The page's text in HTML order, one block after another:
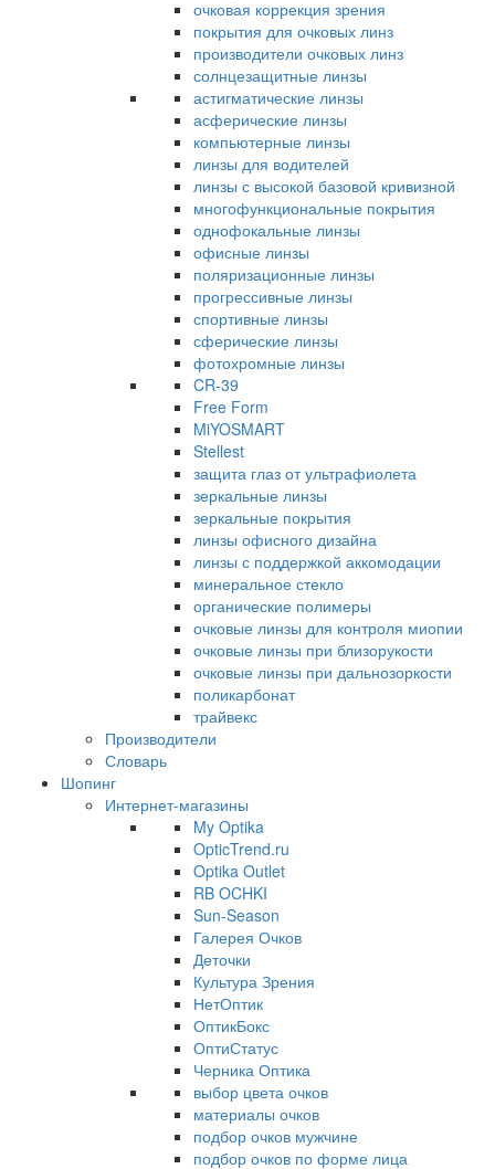
очковая коррекция зрения
покрытия для очковых линз
производители очковых линз
солнцезащитные линзы
астигматические линзы
асферические линзы
компьютерные линзы
линзы для водителей
линзы с высокой базовой кривизной
многофункциональные покрытия
однофокальные линзы
офисные линзы
поляризационные линзы
прогрессивные линзы
спортивные линзы
сферические линзы
фотохромные линзы
CR-39
Free Form
MiYOSMART
Stellest
защита глаз от ультрафиолета
зеркальные линзы
зеркальные покрытия
линзы офисного дизайна
линзы с поддержкой аккомодации
минеральное стекло
органические полимеры
очковые линзы для контроля миопии
очковые линзы при близорукости
очковые линзы при дальнозоркости
поликарбонат
трайвекс
Производители
Словарь
Шопинг
Интернет-магазины
My Optika
OpticTrend.ru
Optika Outlet
RB OCHKI
Sun-Season
Галерея Очков
Деточки
Культура Зрения
НетОптик
ОптикБокс
ОптиСтатус
Черника Оптика
выбор цвета очков
материалы очков
подбор очков мужчине
подбор очков по форме лица